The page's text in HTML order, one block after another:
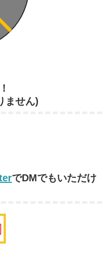
ません)
でDMでもいただけ